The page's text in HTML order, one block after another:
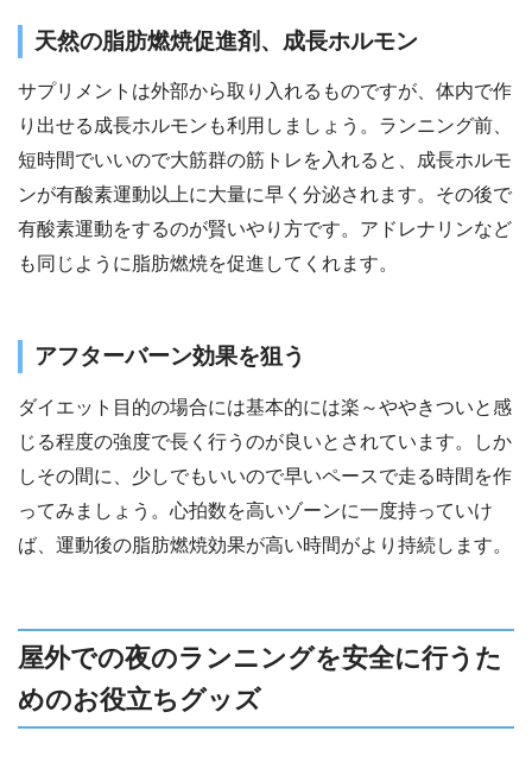
天然の脂肪燃焼促進剤、成長ホルモン
サプリメントは外部から取り入れるものですが、体内で作
り出せる成長ホルモンも利用しましょう。ランニング前、
短時間でいいので大筋群の筋トレを入れると、成長ホルモ
ンが有酸素運動以上に大量に早く分泌されます。その後で
有酸素運動をするのが賢いやり方です。アドレナリンなど
も同じように脂肪燃焼を促進してくれます。
アフターバーン効果を狙う
ダイエット目的の場合には基本的には楽～ややきついと感
じる程度の強度で長く行うのが良いとされています。しか
しその間に、少しでもいいので早いペースで走る時間を作
ってみましょう。心拍数を高いゾーンに一度持っていけ
ば、運動後の脂肪燃焼効果が高い時間がより持続します。
屋外での夜のランニングを安全に行うた
めのお役立ちグッズ